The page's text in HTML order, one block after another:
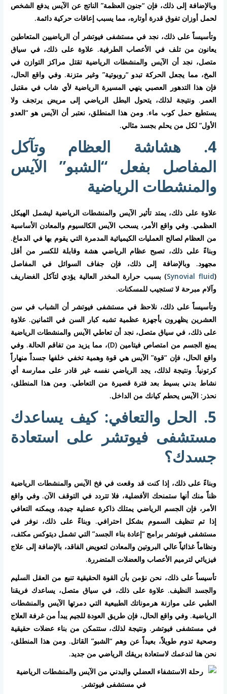
وبالإضافة إلى ذلك، فإن “جنون العظمة” الناتج عن الآيس يدفع الشخص
لحمل أوزان تفوق قدرة أوتاره، مما يسبب إعاقات حركية دائمة.
وتأسيساً على ذلك، نجد في مستشفى فيوتشر أن الرياضيين المتعاطين
يعانون من تلف في الأعصاب الطرفية. علاوة على ذلك، في سياق
متصل، نجد أن الآيس والمنشطات الرياضية تقتل مراكز التوازن في
المخ، مما يجعل الحركة تبدو “روبوتية” وغير متزنة. وفي واقع الحال،
فإن هذا التدهور العصبي ينهي المسيرة الرياضية لأي شاب في مقتبل
العمر. ونتيجة لذلك، يتحول البطل الرياضي إلى مريض يرتجف ولا
يستطيع حمل كوب ماء. ومن هذا المنطلق، نعتبر أن الآيس هو “العدو
الأول” لكل من يحلم بجسد مثالي.
4. هشاشة العظام وتآكل
المفاصل بفعل “الشبو” الآيس
والمنشطات الرياضية
علاوة على ذلك، يمتد تأثير الآيس والمنشطات الرياضية ليشمل الهيكل
العظمي. وفي واقع الأمر، يسحب الآيس الكالسيوم والمعادن الأساسية
من العظام لصالح العمليات الكيميائية المدمرة التي يقوم بها في الدماغ.
وبناءً على ذلك، تصبح عظام الرياضي هشة وقابلة للكسر من أقل
مجهود. وبالإضافة إلى ذلك، فإن جفاف السوائل في المفاصل
(
Synovial fluid) بسبب حرارة المخدر العالية يؤدي لتآكل الغضاريف
وآلام مبرحة لا تستجيب للمسكنات.
وتأسيساً على ذلك، نلاحظ في مستشفى فيوتشر أن الشباب في سن
العشرين يظهرون بأجهزة عظمية تشبه كبار السن في الثمانين. علاوة
على ذلك، في سياق متصل، نجد أن تعاطيالآيس والمنشطات الرياضية
يمنع الجسم من امتصاص فيتامين (D)، مما يزيد من تفاقم الحالة. وفي
واقع الحال، فإن “قوة” الآيس هي قوة وهمية تخفي خلفها جسداً منهاراً
كرتونياً. ونتيجة لذلك، يجد الرياضي نفسه غير قادر على ممارسة أي
نشاط بدني بسيط بعد فترة قصيرة من التعاطي. ومن هذا المنطلق،
نحذر: الآيس يحطم كيانك من الداخل.
5. الحل والتعافي: كيف يساعدك
مستشفى فيوتشر على استعادة
جسدك؟
وبناءً على ذلك، إذا كنت قد وقعت في فخ الآيس والمنشطات الرياضية
ظناً منك أنها ستمنحك الأفضلية، فلا تتردد في التوقف الآن. وفي واقع
الأمر، فإن الجسم الرياضي يمتلك ذاكرة عضلية جيدة، ويمكنه التعافي
إذا تم تنظيف السموم بشكل احترافي. وبناءً على ذلك، نوفر في
مستشفى فيوتشر برامج “إعادة بناء الجسد” التي تشمل ديتوكس مكثف،
ونظاماً غذائياً عالي البروتين والمعادن لتعويض الفاقد، بالإضافة إلى علاج
فيزيائي لترميم الأعصاب والعضلات المتضررة.
تأسيساً على ذلك، نحن نؤمن بأن القوة الحقيقية تنبع من العقل السليم
والجسد النظيف. علاوة على ذلك، في سياق متصل، يساعدك فريقنا
الطبي على موازنة هرموناتك الطبيعية التي دمرتهاالآيس والمنشطات
الرياضية. وفي واقع الحال، فإن طريق العودة للجيم يبدأ من غرفة العلاج
في مستشفى فيوتشر. ونتيجة لذلك، ستتمكن من بناء عضلات حقيقية
وصحية تدوم طويلاً، بعيداً عن وهم “الشبو” القاتل. ومن هذا المنطلق،
نحن هنا لندعمك لاستعادة بريقك الرياضي من جديد.